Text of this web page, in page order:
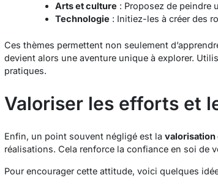
Arts et culture : Proposez de peindre
Technologie : Initiez-les à créer des
Ces thèmes permettent non seulement
devient alors une aventure unique à explorer.
pratiques.
Valoriser les efforts et
Enfin, un point souvent négligé est la valorisation
réalisations. Cela renforce la confiance en soi de
Pour encourager cette attitude, voici quelques